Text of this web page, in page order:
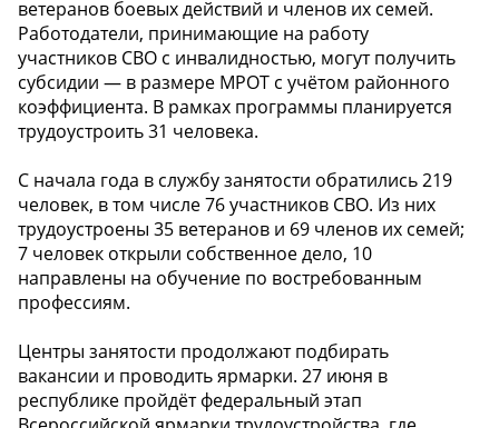
ветеранов боевых действий и членов их семей.
Работодатели, принимающие на работу
участников СВО с инвалидностью, могут получить
субсидии — в размере МРОТ с учётом районного
коэффициента. В рамках программы планируется
трудоустроить 31 человека.
С начала года в службу занятости обратились 219
человек, в том числе 76 участников СВО. Из них
трудоустроены 35 ветеранов и 69 членов их семей;
7 человек открыли собственное дело, 10
направлены на обучение по востребованным
профессиям.
Центры занятости продолжают подбирать
вакансии и проводить ярмарки. 27 июня в
республике пройдёт федеральный этап